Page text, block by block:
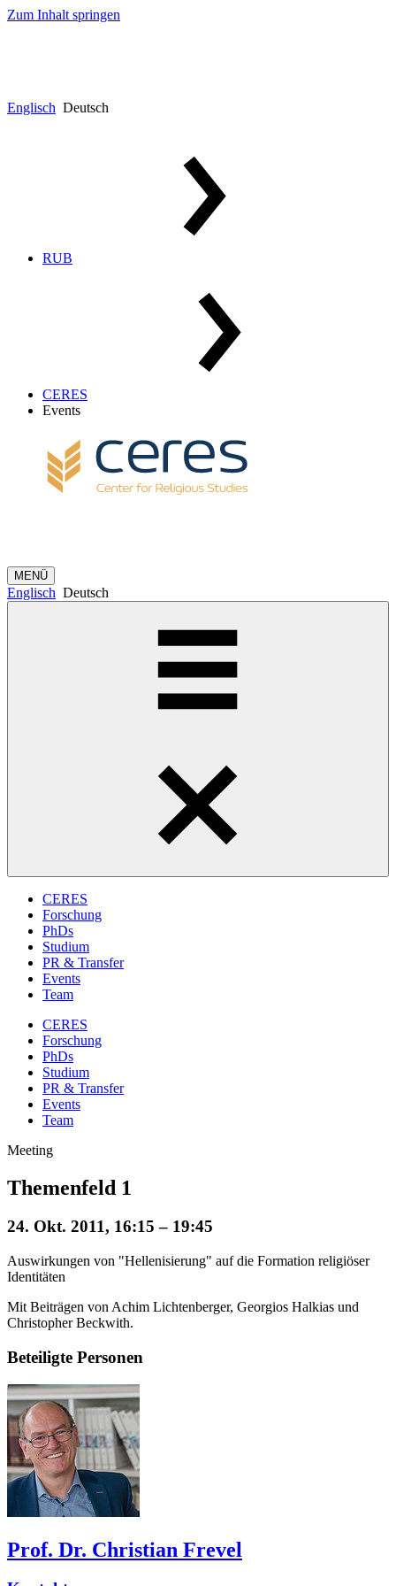
Zum Inhalt springen
Englisch Deutsch
RUB
CERES
Events
MENÜ
Englisch Deutsch
CERES
Forschung
PhDs
Studium
PR & Transfer
Events
Team
CERES
Forschung
PhDs
Studium
PR & Transfer
Events
Team
Meeting
Themenfeld 1
24. Okt. 2011, 16:15 – 19:45
Auswirkungen von "Hellenisierung" auf die Formation religiöser
Identitäten
Mit Beiträgen von Achim Lichtenberger, Georgios Halkias und
Christopher Beckwith.
Beteiligte Personen
Prof. Dr. Christian Frevel